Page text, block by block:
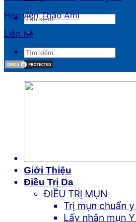
Học viện Thảo Ami
Liên hệ
Giới Thiệu
Điều Trị Da
ĐIỀU TRỊ MỤN
Trị mụn chuẩn
Lấy nhân mụn